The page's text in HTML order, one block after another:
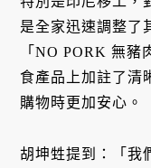
是全家迅速調整了
「NO PORK 無
食產品上加註了清
購物時更加安心。
胡坤甡提到：「我